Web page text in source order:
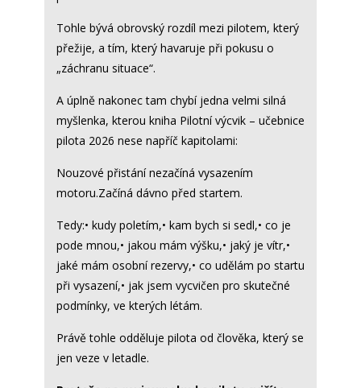
Tohle bývá obrovský rozdíl mezi pilotem, který
přežije, a tím, který havaruje při pokusu o
„záchranu situace“.
A úplně nakonec tam chybí jedna velmi silná
myšlenka, kterou kniha Pilotní výcvik – učebnice
pilota 2026 nese napříč kapitolami:
Nouzové přistání nezačíná vysazením
motoru.Začíná dávno před startem.
Tedy:• kudy poletím,• kam bych si sedl,• co je
pode mnou,• jakou mám výšku,• jaký je vítr,•
jaké mám osobní rezervy,• co udělám po startu
při vysazení,• jak jsem vycvičen pro skutečné
podmínky, ve kterých létám.
Právě tohle odděluje pilota od člověka, který se
jen veze v letadle.